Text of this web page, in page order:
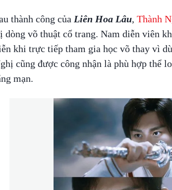
thành công của Liên Hoa Lâu, Thành
dòng võ thuật cổ trang. Nam diễn viên
khi trực tiếp tham gia học võ thay vì
cũng được công nhận là phù hợp thể
mạn.